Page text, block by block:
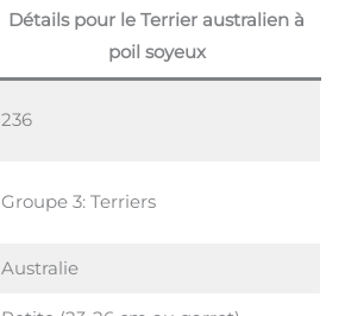
Détails pour le Terrier australien à
poil soyeux
236
Groupe 3: Terriers
Australie